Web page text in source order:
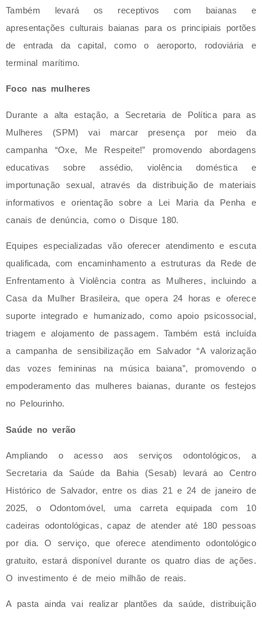
Também levará os receptivos com baianas e
apresentações culturais baianas para os principiais portões
de entrada da capital, como o aeroporto, rodoviária e
terminal marítimo.
Foco nas mulheres
Durante a alta estação, a Secretaria de Política para as
Mulheres (SPM) vai marcar presença por meio da
campanha “Oxe, Me Respeite!” promovendo abordagens
educativas sobre assédio, violência doméstica e
importunação sexual, através da distribuição de materiais
informativos e orientação sobre a Lei Maria da Penha e
canais de denúncia, como o Disque 180.
Equipes especializadas vão oferecer atendimento e escuta
qualificada, com encaminhamento a estruturas da Rede de
Enfrentamento à Violência contra as Mulheres, incluindo a
Casa da Mulher Brasileira, que opera 24 horas e oferece
suporte integrado e humanizado, como apoio psicossocial,
triagem e alojamento de passagem. Também está incluída
a campanha de sensibilização em Salvador “A valorização
das vozes femininas na música baiana”, promovendo o
empoderamento das mulheres baianas, durante os festejos
no Pelourinho.
Saúde no verão
Ampliando o acesso aos serviços odontológicos, a
Secretaria da Saúde da Bahia (Sesab) levará ao Centro
Histórico de Salvador, entre os dias 21 e 24 de janeiro de
2025, o Odontomóvel, uma carreta equipada com 10
cadeiras odontológicas, capaz de atender até 180 pessoas
por dia. O serviço, que oferece atendimento odontológico
gratuito, estará disponível durante os quatro dias de ações.
O investimento é de meio milhão de reais.
A pasta ainda vai realizar plantões da saúde, distribuição